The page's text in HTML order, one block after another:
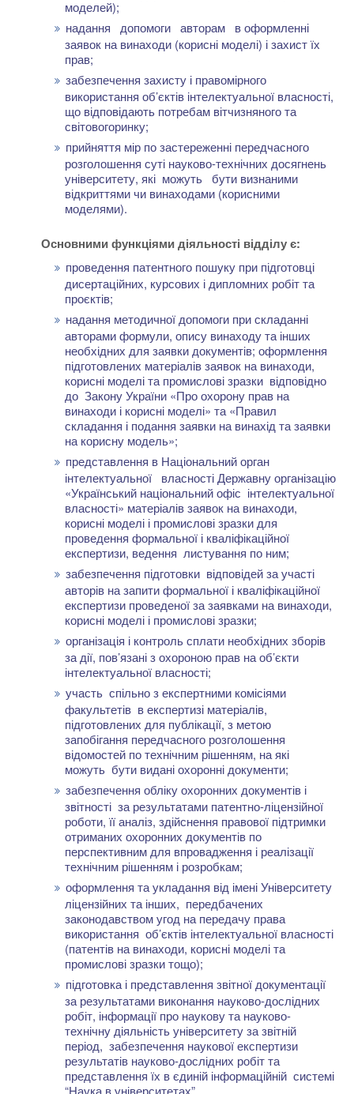
моделей);
надання допомоги авторам в оформленні
заявок на винаходи (корисні моделі) і захист їх
прав;
забезпечення захисту і правомірного
використання об’єктів інтелектуальної власності,
що відповідають потребам вітчизняного та
світовогоринку;
прийняття мір по застереженні передчасного
розголошення суті науково-технічних досягнень
університету, які можуть бути визнаними
відкриттями чи винаходами (корисними
моделями).
Основними функціями діяльності відділу є:
проведення патентного пошуку при підготовці
дисертаційних, курсових і дипломних робіт та
проєктів;
надання методичної допомоги при складанні
авторами формули, опису винаходу та інших
необхідних для заявки документів; оформлення
підготовлених матеріалів заявок на винаходи,
корисні моделі та промислові зразки відповідно
до Закону України «Про охорону прав на
винаходи і корисні моделі» та «Правил
складання і подання заявки на винахід та заявки
на корисну модель»;
представлення в Національний орган
інтелектуальної власності Державну організацію
«Український національний офіс інтелектуальної
власності» матеріалів заявок на винаходи,
корисні моделі і промислові зразки для
проведення формальної і кваліфікаційної
експертизи, ведення листування по ним;
забезпечення підготовки відповідей за участі
авторів на запити формальної і кваліфікаційної
експертизи проведеної за заявками на винаходи,
корисні моделі і промислові зразки;
організація і контроль сплати необхідних зборів
за дії, пов’язані з охороною прав на об’єкти
інтелектуальної власності;
участь спільно з експертними комісіями
факультетів в експертизі матеріалів,
підготовлених для публікації, з метою
запобігання передчасного розголошення
відомостей по технічним рішенням, на які
можуть бути видані охоронні документи;
забезпечення обліку охоронних документів і
звітності за результатами патентно-ліцензійної
роботи, її аналіз, здійснення правової підтримки
отриманих охоронних документів по
перспективним для впровадження і реалізації
технічним рішенням і розробкам;
оформлення та укладання від імені Університету
ліцензійних та інших, передбачених
законодавством угод на передачу права
використання об’єктів інтелектуальної власності
(патентів на винаходи, корисні моделі та
промислові зразки тощо);
підготовка і представлення звітної документації
за результатами виконання науково-дослідних
робіт, інформації про наукову та науково-
технічну діяльність університету за звітній
період, забезпечення наукової експертизи
результатів науково-дослідних робіт та
представлення їх в єдиній інформаційній системі
“Наука в університетах”.